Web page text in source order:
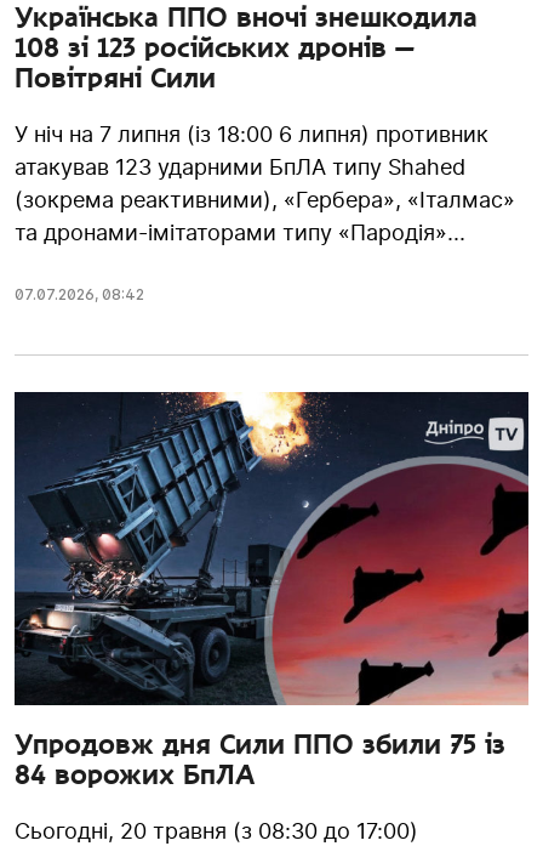
Українська ППО вночі знешкодила
108 зі 123 російських дронів —
Повітряні Сили
У ніч на 7 липня (із 18:00 6 липня) противник
атакував 123 ударними БпЛА типу Shahed
(зокрема реактивними), «Гербера», «Італмас»
та дронами-імітаторами типу «Пародія»...
07.07.2026, 08:42
Упродовж дня Сили ППО збили 75 із
84 ворожих БпЛА
Сьогодні, 20 травня (з 08:30 до 17:00)